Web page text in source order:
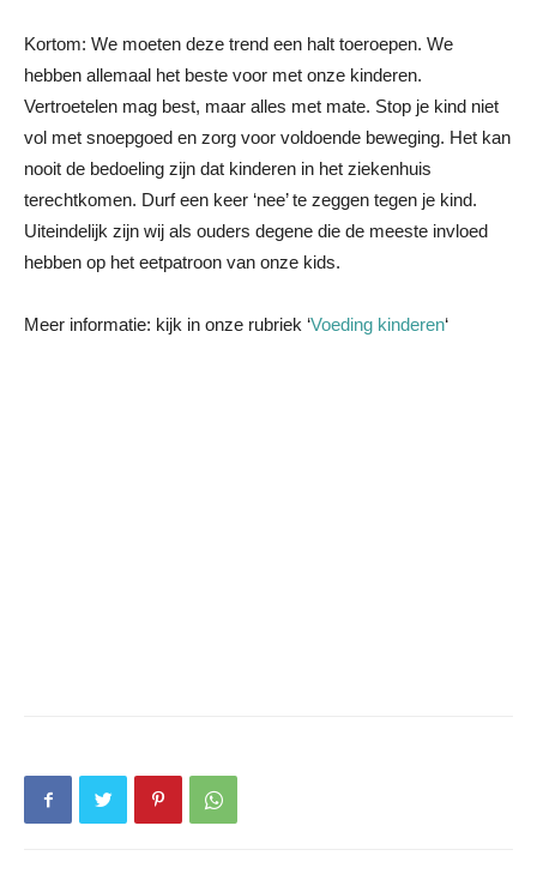
Kortom: We moeten deze trend een halt toeroepen. We
hebben allemaal het beste voor met onze kinderen.
Vertroetelen mag best, maar alles met mate. Stop je kind niet
vol met snoepgoed en zorg voor voldoende beweging. Het kan
nooit de bedoeling zijn dat kinderen in het ziekenhuis
terechtkomen. Durf een keer ‘nee’ te zeggen tegen je kind.
Uiteindelijk zijn wij als ouders degene die de meeste invloed
hebben op het eetpatroon van onze kids.
Meer informatie: kijk in onze rubriek ‘Voeding kinderen‘